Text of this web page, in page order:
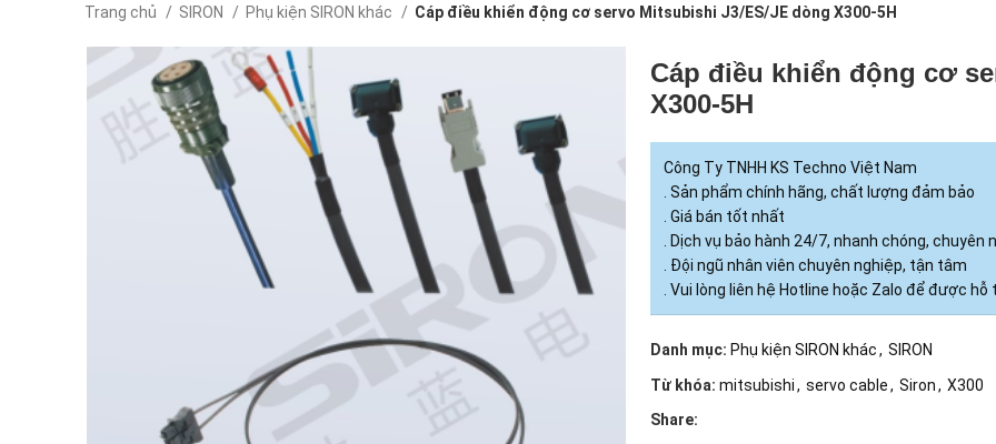
Trang chủ SIRON Phụ kiện SIRON khác Cáp điều khiển động cơ servo Mitsubishi J3/ES/JE dòng X300-5H
Cáp điều khiển động cơ
X300-5H
Công Ty TNHH KS Techno Việt Nam
. Sản phẩm chính hãng, chất lượng đảm bảo
. Giá bán tốt nhất
. Dịch vụ bảo hành 24/7, nhanh chóng, chuyên
. Đội ngũ nhân viên chuyên nghiệp, tận tâm
. Vui lòng liên hệ Hotline hoặc Zalo để được
Danh mục: Phụ kiện SIRON khác, SIRON
Từ khóa: mitsubishi, servo cable, Siron, X300
Share: